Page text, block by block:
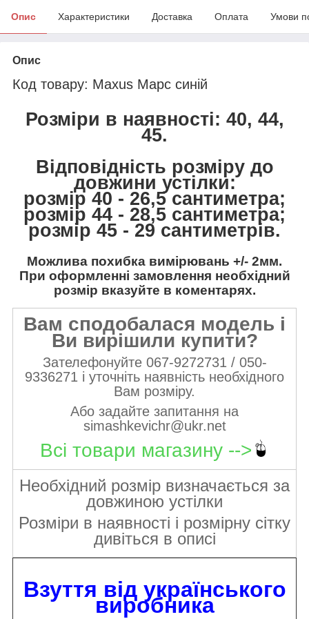
Опис Характеристики Доставка Оплата Умови
Опис
Код товару: Maxus Марс синій
Розміри в наявності: 40, 44,
45.
Відповідність розміру до
довжини устілки:
розмір 40 - 26,5 сантиметра;
розмір 44 - 28,5 сантиметра;
розмір 45 - 29 сантиметрів.
Можлива похибка вимірювань +/- 2мм.
При оформленні замовлення необхідний
розмір вказуйте в коментарях.
Вам сподобалася модель і
Ви вирішили купити?
Зателефонуйте 067-9272731 / 050-
9336271 і уточніть наявність необхідного
Вам розміру.
Або задайте запитання на
simashkevichr@ukr.net
Всі товари магазину -->
Необхідний розмір визначається за
довжиною устілки
Розміри в наявності і розмірну сітку
дивіться в описі
Взуття від українського
виробника